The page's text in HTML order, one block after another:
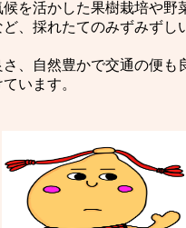
候を活かした果樹栽培や野
、採れたてのみずみずし
、自然豊かで交通の便も
います。